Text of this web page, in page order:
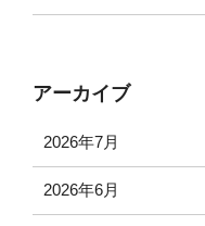
アーカイブ
2026年7月
2026年6月